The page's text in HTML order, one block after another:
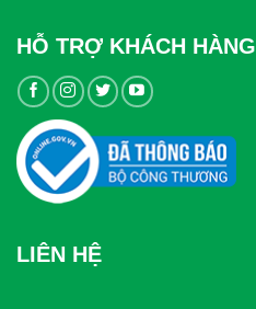
HỖ TRỢ KHÁCH HÀNG
LIÊN HỆ